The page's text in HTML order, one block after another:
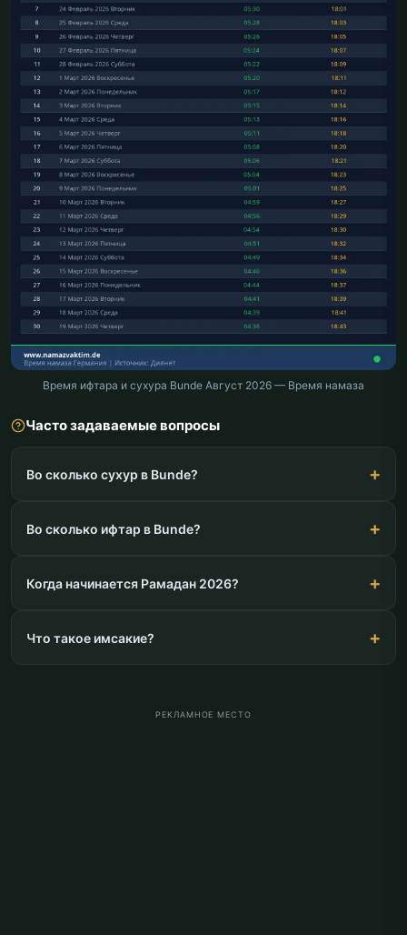
Время ифтара и сухура Bunde Август 2026 — Время намаза
Часто задаваемые вопросы
Во сколько сухур в Bunde?
Во сколько ифтар в Bunde?
Когда начинается Рамадан 2026?
Что такое имсакие?
РЕКЛАМНОЕ МЕСТО